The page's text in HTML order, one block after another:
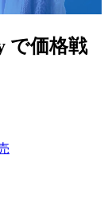
で価格戦